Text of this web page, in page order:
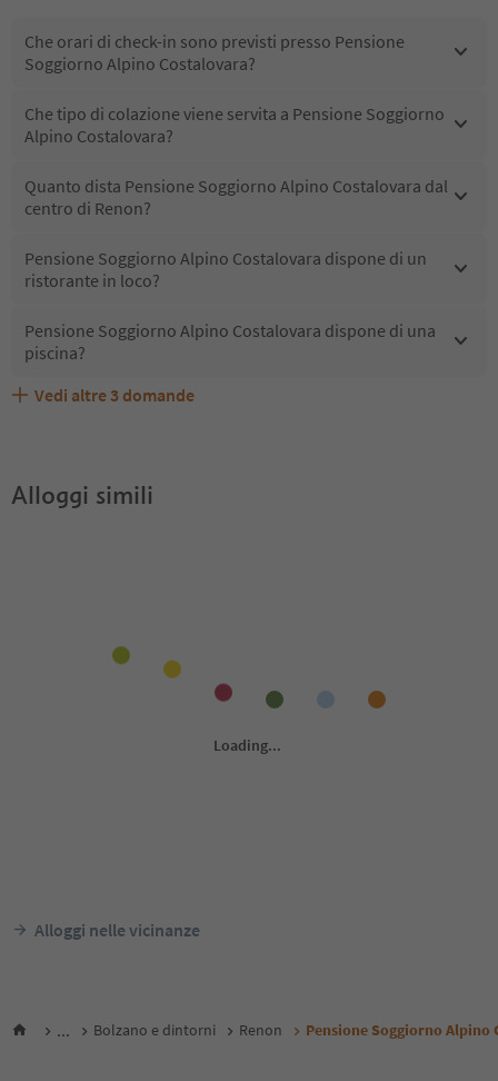
Che orari di check-in sono previsti presso Pensione
Soggiorno Alpino Costalovara?
Che tipo di colazione viene servita a Pensione Soggiorno
Alpino Costalovara?
Quanto dista Pensione Soggiorno Alpino Costalovara dal
centro di Renon?
Pensione Soggiorno Alpino Costalovara dispone di un
ristorante in loco?
Pensione Soggiorno Alpino Costalovara dispone di una
piscina?
Pensione Soggiorno Alpino Costalovara accetta animali
Quali servizi/attività sono disponibili presso Pensione
Gli ospiti di Pensione Soggiorno Alpino Costalovara
Vedi altre 3 domande
Alloggi simili
Alloggi nelle vicinanze
... Bolzano e dintorni Renon Pensione Soggiorno Alpino